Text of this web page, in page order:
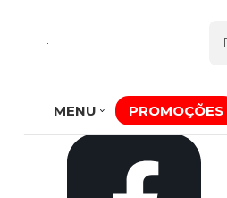
FavoritosMENU PROMOÇÕES